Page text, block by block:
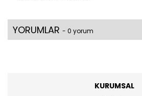
YORUMLAR - 0 yorum
KURUMSAL